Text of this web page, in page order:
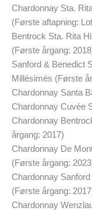
Chardonnay Sta.
(Første aftapning:
Bentrock Sta. Rita
(Første årgang:
Sanford & Benedict
Millésimés (Første
Chardonnay Santa
Chardonnay Cuvée
Chardonnay
årgang: 2017)
Chardonnay De
(Første årgang:
Chardonnay
(Første årgang:
Chardonnay